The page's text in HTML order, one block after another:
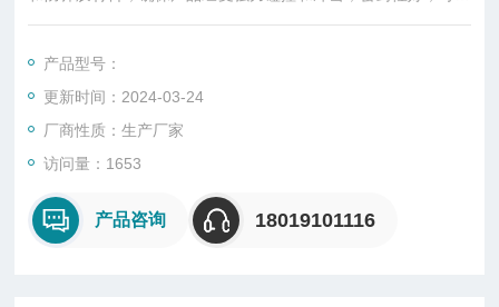
御风浪、暴雨侵袭。当电池电量低于使用要求时，电筒的光亮度
挥，长期不使用灯具时应每隔3个月作一次*的充放电
产品型号：
更新时间：2024-03-24
厂商性质：生产厂家
访问量：1653
产品咨询 18019101116